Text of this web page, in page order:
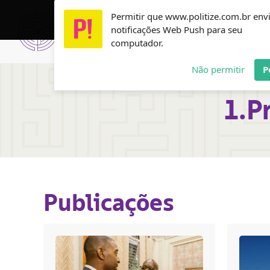
Permitir que www.politize.com.br
notificações Web Push para seu
computador.
Não permitir
conteúdo
Home
1.
Publicações
Usamos cookies para garantir que você tenha a